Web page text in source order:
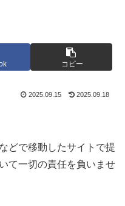
コピー
2025.09.15 2025.09.18
どで移動したサイトで提
て一切の責任を負いませ